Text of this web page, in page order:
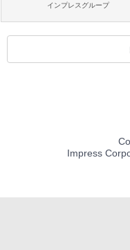
インプレスグループ
Impress